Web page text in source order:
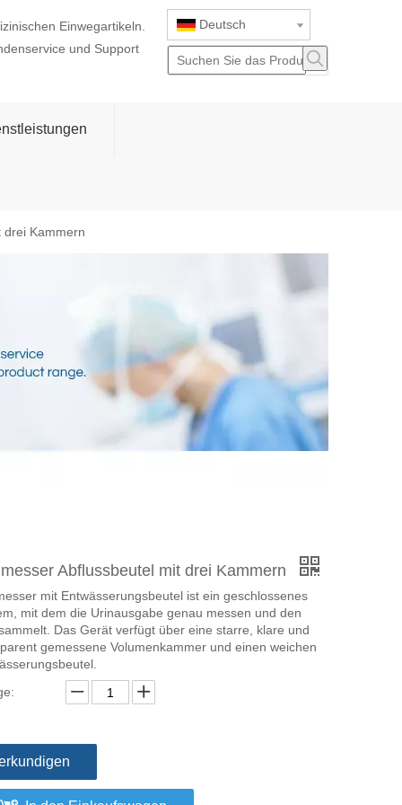
Einwegartikeln.
und Support
Deutsch
drei Kammern
Abflussbeutel mit drei Kammern
mit Entwässerungsbeutel ist ein geschlossenes
mit dem die Urinausgabe genau messen und den
Das Gerät verfügt über eine starre, klare und
gemessene Volumenkammer und einen weichen